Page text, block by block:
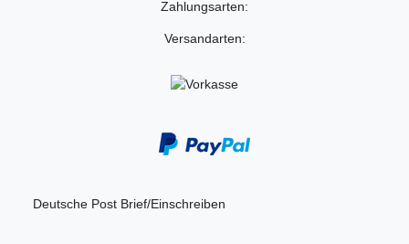
Zahlungsarten:
Versandarten:
Deutsche Post Brief/Einschreiben